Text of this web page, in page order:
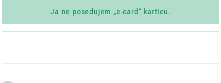
Ja ne posedujem „e-card“ karticu.